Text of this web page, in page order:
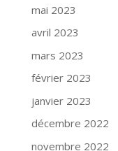
mai 2023
avril 2023
mars 2023
février 2023
janvier 2023
décembre 2022
novembre 2022